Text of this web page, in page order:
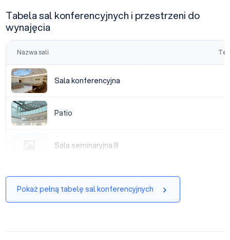
Tabela sal konferencyjnych i przestrzeni do
wynajęcia
Nazwa sali
Sala konferencyjna
Sala konferencyjna
Patio
Patio
Sala seminaryjna III
Pokaż pełną tabelę sal konferencyjnych